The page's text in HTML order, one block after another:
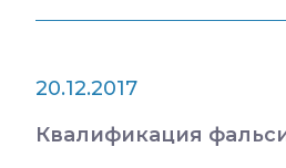
20.12.2017
Квалификация